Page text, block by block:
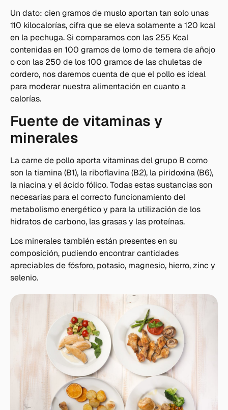
Un dato: cien gramos de muslo aportan tan solo unas
110 kilocalorías, cifra que se eleva solamente a 120 kcal
en la pechuga. Si comparamos con las 255 Kcal
contenidas en 100 gramos de lomo de ternera de añojo
o con las 250 de los 100 gramos de las chuletas de
cordero, nos daremos cuenta de que el pollo es ideal
para moderar nuestra alimentación en cuanto a
calorías.
Fuente de vitaminas y
minerales
La carne de pollo aporta vitaminas del grupo B como
son la tiamina (B1), la riboflavina (B2), la piridoxina (B6),
la niacina y el ácido fólico. Todas estas sustancias son
necesarias para el correcto funcionamiento del
metabolismo energético y para la utilización de los
hidratos de carbono, las grasas y las proteínas.
Los minerales también están presentes en su
composición, pudiendo encontrar cantidades
apreciables de fósforo, potasio, magnesio, hierro, zinc y
selenio.